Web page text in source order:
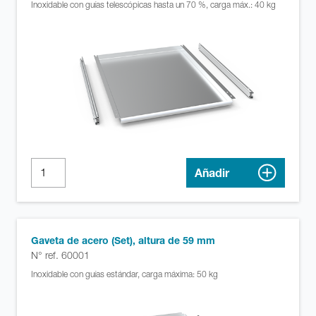
Inoxidable con guías telescópicas hasta un 70 %, carga máx.: 40 kg
Añadir
Gaveta de acero (Set), altura de 59 mm
N° ref. 60001
Inoxidable con guías estándar, carga máxima: 50 kg